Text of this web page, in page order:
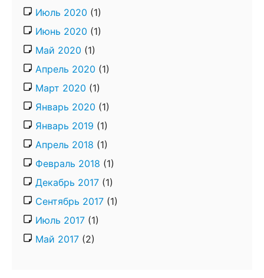
Июль 2020 (1)
Июнь 2020 (1)
Май 2020 (1)
Апрель 2020 (1)
Март 2020 (1)
Январь 2020 (1)
Январь 2019 (1)
Апрель 2018 (1)
Февраль 2018 (1)
Декабрь 2017 (1)
Сентябрь 2017 (1)
Июль 2017 (1)
Май 2017 (2)